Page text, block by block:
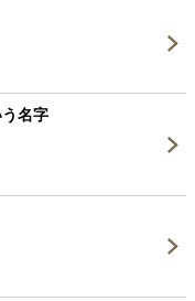
名字